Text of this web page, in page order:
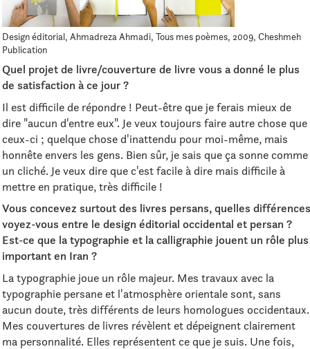
Design éditorial, Ahmadreza Ahmadi, Tous mes poèmes, 2009, Cheshmeh
Publication
Quel projet de livre/couverture de livre vous a donné le plus
de satisfaction à ce jour ?
Il est difficile de répondre ! Peut-être que je ferais mieux de
dire "aucun d'entre eux". Je veux toujours faire autre chose que
ceux-ci ; quelque chose d'inattendu pour moi-même, mais
honnête envers les gens. Bien sûr, je sais que ça sonne comme
un cliché. Je veux dire que c'est facile à dire mais difficile à
mettre en pratique, très difficile !
Vous concevez surtout des livres persans, quelles différences
voyez-vous entre le design éditorial occidental et persan ?
Est-ce que la typographie et la calligraphie jouent un rôle plus
important en Iran ?
La typographie joue un rôle majeur. Mes travaux avec la
typographie persane et l'atmosphère orientale sont, sans
aucun doute, très différents de leurs homologues occidentaux.
Mes couvertures de livres révèlent et dépeignent clairement
ma personnalité. Elles représentent ce que je suis. Une fois,